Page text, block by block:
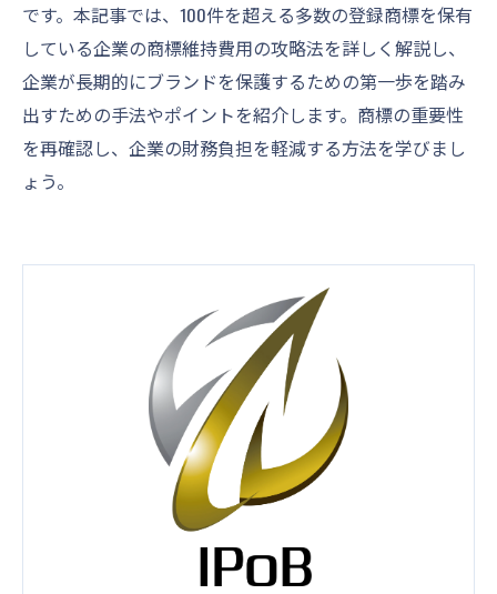
です。本記事では、100件を超える多数の登録商標を保有
している企業の商標維持費用の攻略法を詳しく解説し、
企業が長期的にブランドを保護するための第一歩を踏み
出すための手法やポイントを紹介します。商標の重要性
を再確認し、企業の財務負担を軽減する方法を学びまし
ょう。